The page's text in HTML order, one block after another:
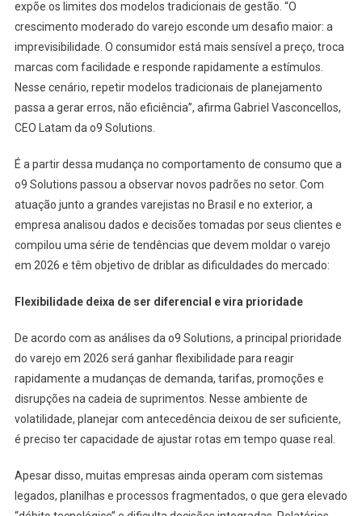
expõe os limites dos modelos tradicionais de gestão. “O
crescimento moderado do varejo esconde um desafio maior: a
imprevisibilidade. O consumidor está mais sensível a preço, troca
marcas com facilidade e responde rapidamente a estímulos.
Nesse cenário, repetir modelos tradicionais de planejamento
passa a gerar erros, não eficiência”, afirma Gabriel Vasconcellos,
CEO Latam da o9 Solutions.
É a partir dessa mudança no comportamento de consumo que a
o9 Solutions passou a observar novos padrões no setor. Com
atuação junto a grandes varejistas no Brasil e no exterior, a
empresa analisou dados e decisões tomadas por seus clientes e
compilou uma série de tendências que devem moldar o varejo
em 2026 e têm objetivo de driblar as dificuldades do mercado:
Flexibilidade deixa de ser diferencial e vira prioridade
De acordo com as análises da o9 Solutions, a principal prioridade
do varejo em 2026 será ganhar flexibilidade para reagir
rapidamente a mudanças de demanda, tarifas, promoções e
disrupções na cadeia de suprimentos. Nesse ambiente de
volatilidade, planejar com antecedência deixou de ser suficiente,
é preciso ter capacidade de ajustar rotas em tempo quase real.
Apesar disso, muitas empresas ainda operam com sistemas
legados, planilhas e processos fragmentados, o que gera elevado